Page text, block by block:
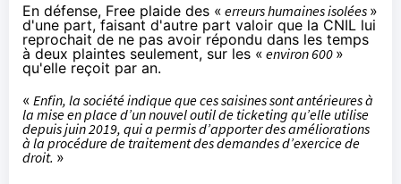
En défense, Free plaide des « erreurs humaines isolées »
d'une part, faisant d'autre part valoir que la CNIL lui
reprochait de ne pas avoir répondu dans les temps
à deux plaintes seulement, sur les « environ 600 »
qu'elle reçoit par an.
« Enfin, la société indique que ces saisines sont antérieures à
la mise en place d’un nouvel outil de ticketing qu’elle utilise
depuis juin 2019, qui a permis d’apporter des améliorations
à la procédure de traitement des demandes d’exercice de
droit. »